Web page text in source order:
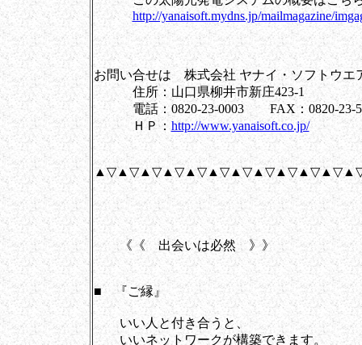
http://yanaisoft.mydns.jp/mailmagazine/
お問い合せは 株式会社 ヤナイ・ソフトウ
住所：山口県柳井市新庄423-1
電話：0820-23-0003 FAX：0820-23-
ＨＰ： http://www.yanaisoft.co.jp/
《《 出会いは必然 》》
■ 『ご縁』
いい人と付き合うと、
いいネットワークが構築できます。